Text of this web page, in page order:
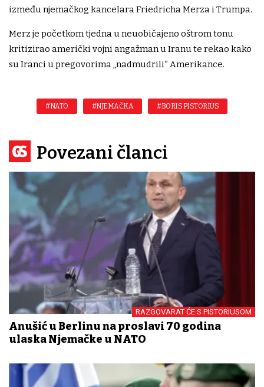
između njemačkog kancelara Friedricha Merza i Trumpa.
Merz je početkom tjedna u neuobičajeno oštrom tonu
kritizirao američki vojni angažman u Iranu te rekao kako
su Iranci u pregovorima „nadmudrili“ Amerikance.
#NATO #NJEMAČKA #BORIS PISTORIUS
Povezani članci
RAZGOVARAT ĆE S PISTORIUSOM
Anušić u Berlinu na proslavi 70 godina
ulaska Njemačke u NATO